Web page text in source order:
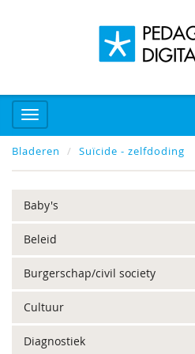
Bladeren Suïcide - zelfdoding
Baby's
Beleid
Burgerschap/civil society
Cultuur
Diagnostiek